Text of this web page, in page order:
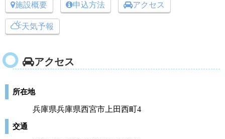
施設概要 申込方法 アクセス
天気予報
アクセス
所在地
兵庫県兵庫県西宮市上田西町4
交通